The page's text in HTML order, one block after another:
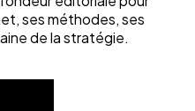
ses méthodes, ses
de la stratégie.